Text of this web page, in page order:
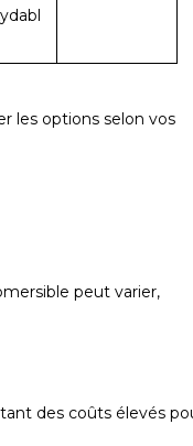
les options selon vos
peut varier,
des coûts élevés